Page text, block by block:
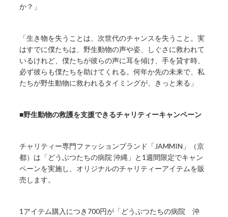
か？」
「生き物を失うことは、次世代のチャンスを失うこと。実
はすでに僕たちは、野生動物の声や姿、しぐさに救われて
いるけれど、僕たちが彼らの声に耳を傾け、手を貸す時、
必ず彼らも僕たちを助けてくれる。何年か先の未来で、私
たちが野生動物に救われるタイミングが、きっと来る」
■野生動物の救護を支援できるチャリティーキャンペーン
チャリティー専門ファッションブランド「JAMMIN」（京
都）は「どうぶつたちの病院 沖縄」と1週間限定でキャン
ペーンを実施し、オリジナルのチャリティーアイテムを販
売します。
1アイテム購入につき700円が「どうぶつたちの病院 沖